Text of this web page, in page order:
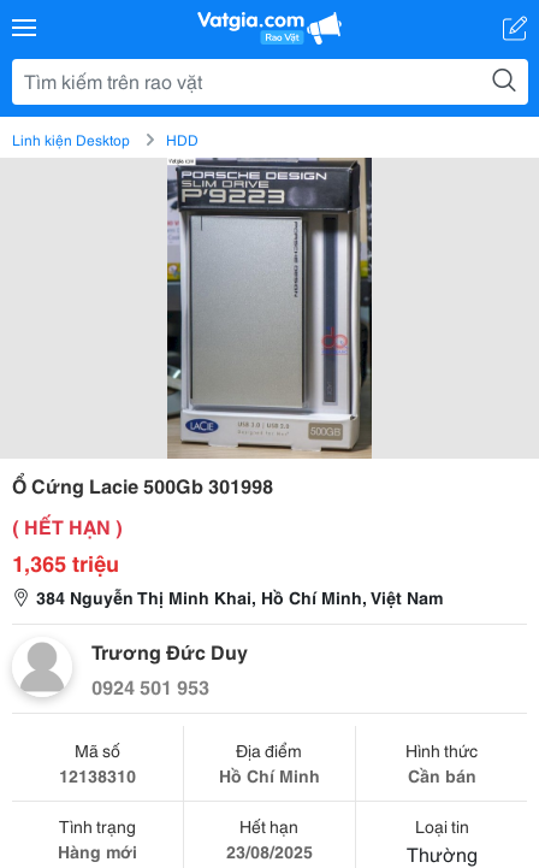
Linh kiện Desktop HDD
Ổ Cứng Lacie 500Gb 301998
( HẾT HẠN )
1,365 triệu
384 Nguyễn Thị Minh Khai, Hồ Chí Minh, Việt Nam
Trương Đức Duy
0924 501 953
Mã số
12138310
Địa điểm
Hồ Chí Minh
Hình thức
Cần bán
Tình trạng
Hàng mới
Hết hạn
23/08/2025
Loại tin
Thường